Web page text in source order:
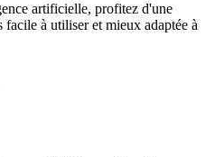
artificielle, profitez d'une
à utiliser et mieux adaptée à